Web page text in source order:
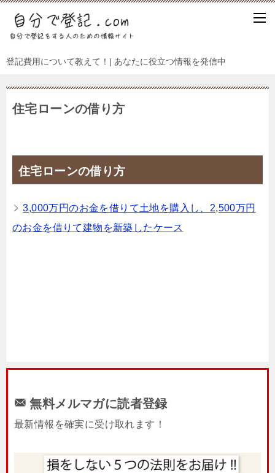
登記費用について教えて！| あなたに役立つ情報を発信中
住宅ローンの借り方
住宅ローンの借り方
3,000万円のお金を借りて土地を購入し、2,500万円
のお金を借りて建物を新築したケース
無料メルマガに読者登録
最新情報を確実に受け取れます！